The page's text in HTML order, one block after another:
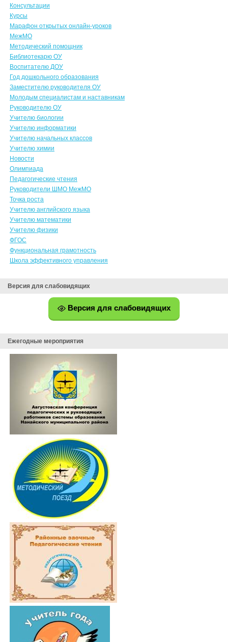
Консультации
Курсы
Марафон открытых онлайн-уроков
МежМО
Методический помощник
Библиотекарю ОУ
Воспитателю ДОУ
Год дошкольного образования
Заместителю руководителя ОУ
Молодым специалистам и наставникам
Руководителю ОУ
Учителю биологии
Учителю информатики
Учителю начальных классов
Учителю химии
Новости
Олимпиада
Педагогические чтения
Руководители ШМО МежМО
Точка роста
Учителю английского языка
Учителю математики
Учителю физики
ФГОС
Функциональная грамотность
Школа эффективного управления
Версия для слабовидящих
Версия для слабовидящих
Ежегодные мероприятия